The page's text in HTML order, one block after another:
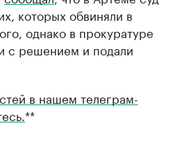
которых обвиняли в
однако в прокуратуре
с решением и подали
в нашем телеграм-
**